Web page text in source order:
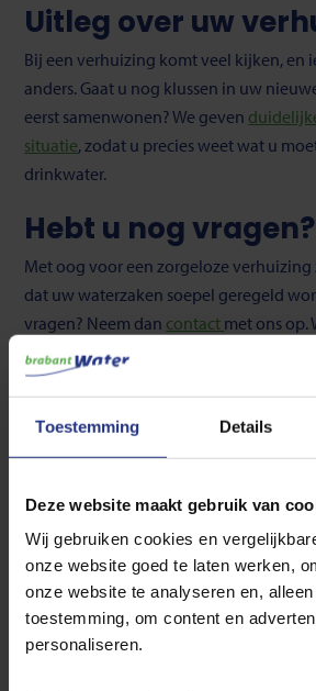
Toestemming Details
Deze website maakt gebruik van
Wij gebruiken cookies en
onze website goed te laten werken,
onze website te analyseren en,
toestemming, om content en
personaliseren.
Uitleg over uw
Bij een verhuizing komt veel kijken, en
anders. Gaat u nog klussen in uw
eerst samenwonen? We geven
situatie, zodat u precies weet wat u
drinkwater.
Hebt u nog vragen?
Met oog voor een zorgeloze
dat uw waterzaken soepel geregeld
vragen? Neem dan contact met ons op.
klaar om te helpen. Samen maken we
makkelijk mogelijk.
Veelgestelde
nieuwe woning/pand?
Ik wil een overlijden doorgeven.